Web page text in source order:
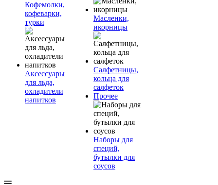
Кофемолки,
кофеварки,
турки
Аксессуары
для льда,
охладители
напитков
Масленки,
икорницы
Салфетницы,
кольца для
салфеток
Прочее
Наборы для
специй,
бутылки для
соусов